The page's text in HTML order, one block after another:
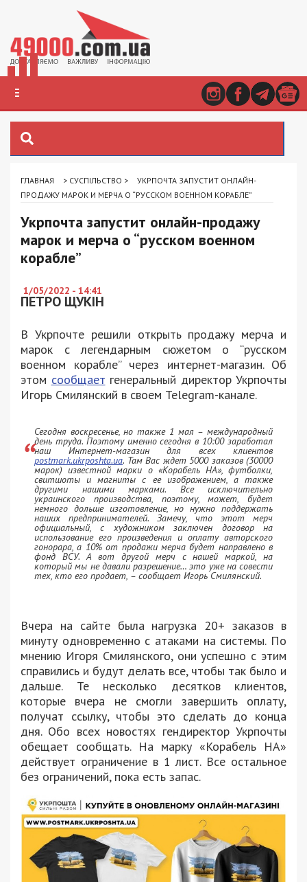
ГЛАВНАЯ > СУСПІЛЬСТВО >
УКРПОЧТА ЗАПУСТИТ ОНЛАЙН-
ПРОДАЖУ МАРОК И МЕРЧА О “РУССКОМ ВОЕННОМ КОРАБЛЕ”
Укрпочта запустит онлайн-продажу
марок и мерча о “русском военном
корабле”
1/05/2022 - 14:41
ПЕТРО ЩУКІН
В Укрпочте решили открыть продажу мерча и
марок с легендарным сюжетом о “русском
военном корабле” через интернет-магазин. Об
этом сообщает генеральный директор Укрпочты
Игорь Смилянский в своем Telegram-канале.
Сегодня воскресенье, но также 1 мая – международный
день труда. Поэтому именно сегодня в 10:00 заработал
наш Интернет-магазин для всех клиентов
postmark.ukrposhta.ua. Там Вас ждет 5000 заказов (30000
марок) известной марки о «Корабель НА», футболки,
свитшоты и ​​магниты с ее изображением, а также
другими нашими марками. Все исключительно
украинского производства, поэтому, может, будет
немного дольше изготовление, но нужно поддержать
наших предпринимателей. Замечу, что этот мерч
официальный, с художником заключен договор на
использование его произведения и оплату авторского
гонорара, а 10% от продажи мерча будет направлено в
фонд ВСУ. А вот другой мерч с нашей маркой, на
который мы не давали разрешение… это уже на совести
тех, кто его продает, – сообщает Игорь Смилянский.
Вчера на сайте была нагрузка 20+ заказов в
минуту одновременно с атаками на системы. По
мнению Игоря Смилянского, они успешно с этим
справились и будут делать все, чтобы так было и
дальше. Те несколько десятков клиентов,
которые вчера не смогли завершить оплату,
получат ссылку, чтобы это сделать до конца
дня. Обо всех новостях гендиректор Укрпочты
обещает сообщать. На марку «Корабель НА»
действует ограничение в 1 лист. Все остальное
без ограничений, пока есть запас.